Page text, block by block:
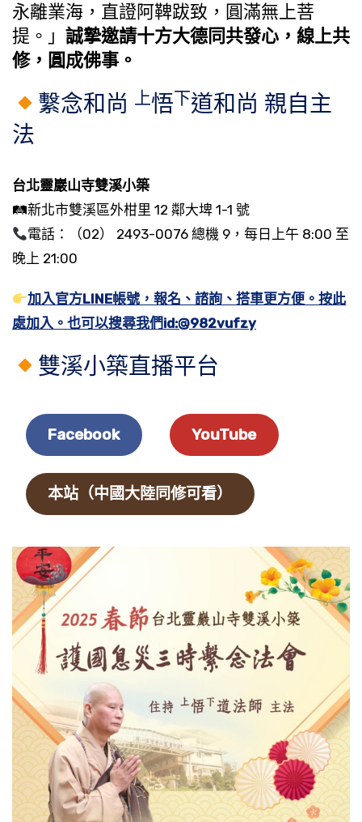
永離業海，直證阿鞞跋致，圓滿無上菩
提。」 誠摯邀請十方大德同共發心，線上共
修，圓成佛事。
繫念和尚 上悟下道和尚 親自主
法
台北靈巖山寺雙溪小築
🛤新北市雙溪區外柑里 12 鄰大埤 1-1 號
電話：（02） 2493-0076 總機 9，每日上午 8:00 至
晚上 21:00
加入官方LINE帳號，報名、諮詢、搭車更方便。按此
處加入。也可以搜尋我們id:@982vufzy
雙溪小築直播平台
Facebook YouTube
本站（中國大陸同修可看）